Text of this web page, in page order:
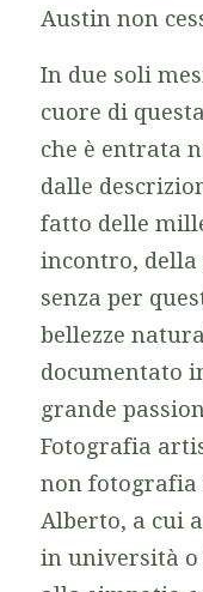
Austin non
In due soli
cuore di
che è entrata
dalle
fatto delle
incontro, della
senza per
bellezze
documentato
grande
Fotografia
non fotografia
Alberto, a cui
in università o